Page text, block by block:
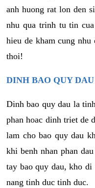
anh huong rat lon den
nhu qua trinh tu tin
hieu de kham cung
thoi!
DINH BAO QUY
Dinh bao quy dau la
phan hoac dinh triet de
lam cho bao quy dau
khi benh nhan phan
tay bao quy dau, kho
nang tinh duc tinh duc.